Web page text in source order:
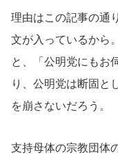
理由はこの記事の通
文が入っているから
と、「公明党にもお
り、公明党は断固と
を崩さないだろう。
支持母体の宗教団体